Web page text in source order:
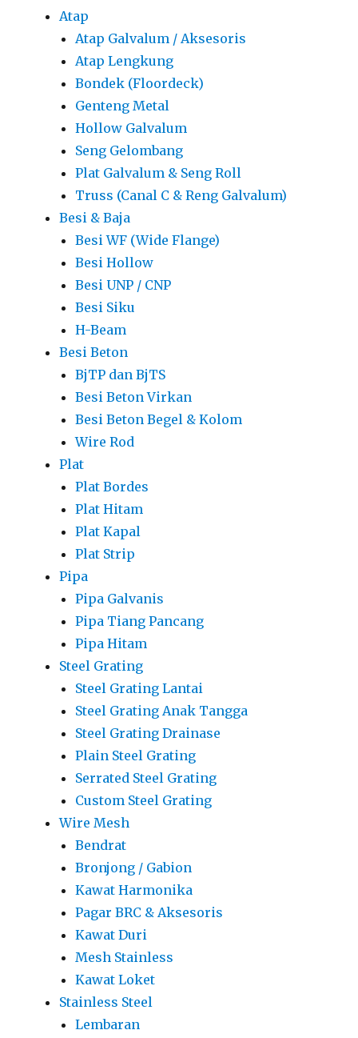
Atap
Atap Galvalum / Aksesoris
Atap Lengkung
Bondek (Floordeck)
Genteng Metal
Hollow Galvalum
Seng Gelombang
Plat Galvalum & Seng Roll
Truss (Canal C & Reng Galvalum)
Besi & Baja
Besi WF (Wide Flange)
Besi Hollow
Besi UNP / CNP
Besi Siku
H-Beam
Besi Beton
BjTP dan BjTS
Besi Beton Virkan
Besi Beton Begel & Kolom
Wire Rod
Plat
Plat Bordes
Plat Hitam
Plat Kapal
Plat Strip
Pipa
Pipa Galvanis
Pipa Tiang Pancang
Pipa Hitam
Steel Grating
Steel Grating Lantai
Steel Grating Anak Tangga
Steel Grating Drainase
Plain Steel Grating
Serrated Steel Grating
Custom Steel Grating
Wire Mesh
Bendrat
Bronjong / Gabion
Kawat Harmonika
Pagar BRC & Aksesoris
Kawat Duri
Mesh Stainless
Kawat Loket
Stainless Steel
Lembaran